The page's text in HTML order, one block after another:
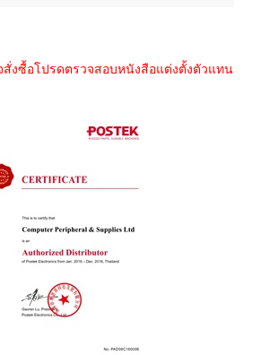
งซื้อโปรดตรวจสอบหนังสือแต่งตั้งตัวแทนจำห